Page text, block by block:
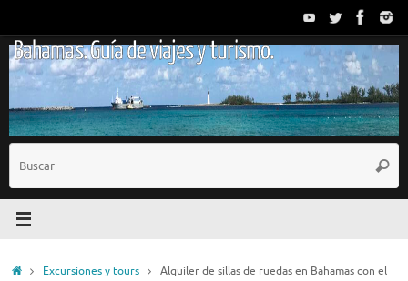
contenido
Bahamas. Guía de viajes y turismo.
InicioExcursiones y tours
Alquiler de sillas de ruedas en Bahamas con el